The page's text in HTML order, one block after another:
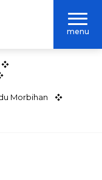
menu
Morbihan